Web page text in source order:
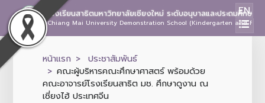
โรงเรียนสาธิตมหาวิทยาลัยเชียงใหม่ ระดับอนุบาลและประถมศึกษา
Chiang Mai University Demonstration School (Kindergarten and
EN
หน้าแรก
ประชาสัมพันธ์
คณะผู้บริหารคณะศึกษาศาสตร์ พร้อมด้วย
คณะอาจารย์โรงเรียนสาธิต มช. ศึกษาดูงาน ณ
เซี่ยงไฮ้ ประเทศจีน